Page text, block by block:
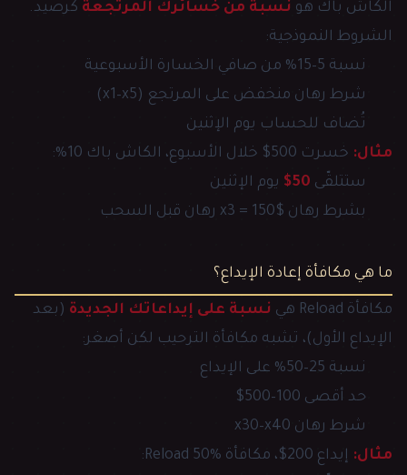
الكاش باك هو نسبة من خسائرك المرتجعة كرصيد.
الشروط النموذجية:
نسبة 5–15% من صافي الخسارة الأسبوعية
شرط رهان منخفض على المرتجع (x1–x5)
تُضاف للحساب يوم الإثنين
مثال: خسرت 500$ خلال الأسبوع، الكاش باك 10%:
ستتلقّى 50$
يوم الإثنين
بشرط رهان x3 = 150$ رهان قبل السحب
ما هي مكافأة إعادة الإيداع؟
مكافأة Reload هي نسبة على إيداعاتك الجديدة (بعد
الإيداع الأول)، تشبه مكافأة الترحيب لكن أصغر:
نسبة 25–50% على الإيداع
حد أقصى 100–500$
شرط رهان x30–x40
مثال: إيداع 200$، مكافأة Reload 50%: